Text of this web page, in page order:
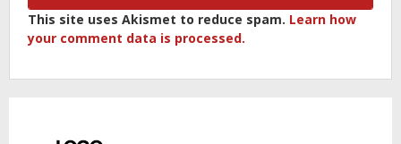
This site uses Akismet to reduce spam. Learn how
your comment data is processed.